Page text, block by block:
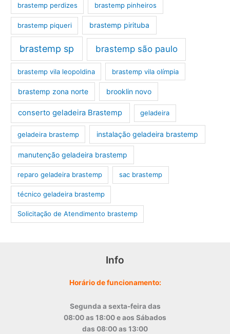
brastemp perdizes brastemp pinheiros
brastemp piqueri brastemp pirituba
brastemp sp brastemp são paulo
brastemp vila leopoldina brastemp vila olímpia
brastemp zona norte brooklin novo
conserto geladeira Brastemp geladeira
geladeira brastemp instalação geladeira brastemp
manutenção geladeira brastemp
reparo geladeira brastemp sac brastemp
técnico geladeira brastemp
‎Solicitação de Atendimento brastemp
Info
Horário de funcionamento:
Segunda a sexta-feira das
08:00 as 18:00 e aos Sábados
das 08:00 as 13:00